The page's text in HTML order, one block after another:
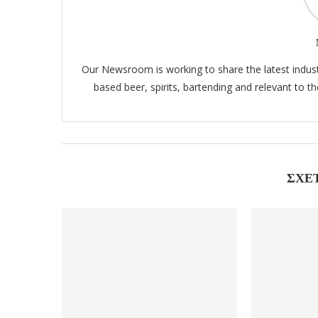
Our Newsroom is working to share the latest
based beer, spirits, bartending and relevant to